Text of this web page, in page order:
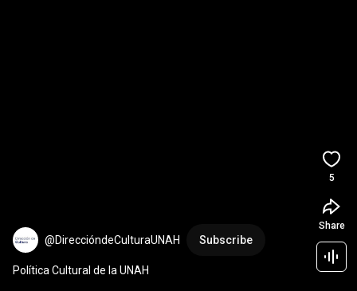
@DireccióndeCulturaUNAH Subscribe
Política Cultural de la UNAH
5
Share